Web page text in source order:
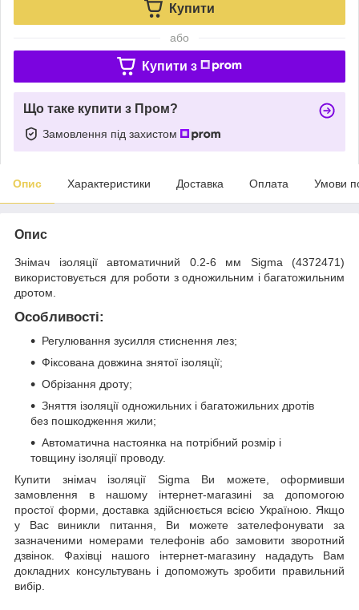
Купити
або
Купити з
Що таке купити з Пром?
Замовлення під захистом
Опис Характеристики Доставка Оплата Умови
Опис
Знімач ізоляції автоматичний 0.2-6 мм Sigma (4372471)
використовується для роботи з одножильним і багатожильним
дротом.
Особливості:
Регулювання зусилля стиснення лез;
Фіксована довжина знятої ізоляції;
Обрізання дроту;
Зняття ізоляції одножильних і багатожильних дротів
без пошкодження жили;
Автоматична настоянка на потрібний розмір і
товщину ізоляції проводу.
Купити знімач ізоляції Sigma Ви можете, оформивши
замовлення в нашому інтернет-магазині за допомогою
простої форми, доставка здійснюється всією Україною. Якщо
у Вас виникли питання, Ви можете зателефонувати за
зазначеними номерами телефонів або замовити зворотний
дзвінок. Фахівці нашого інтернет-магазину нададуть Вам
докладних консультувань і допоможуть зробити правильний
вибір.